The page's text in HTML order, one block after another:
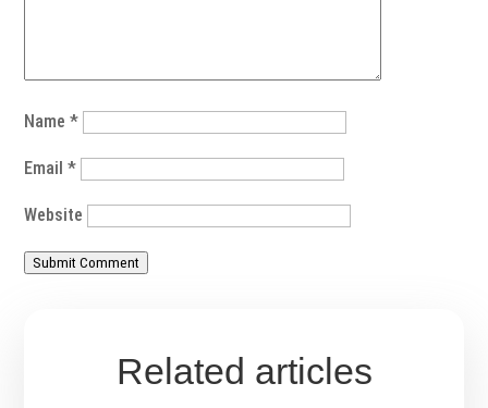
Name*
Email*
Website
Submit Comment
Related articles